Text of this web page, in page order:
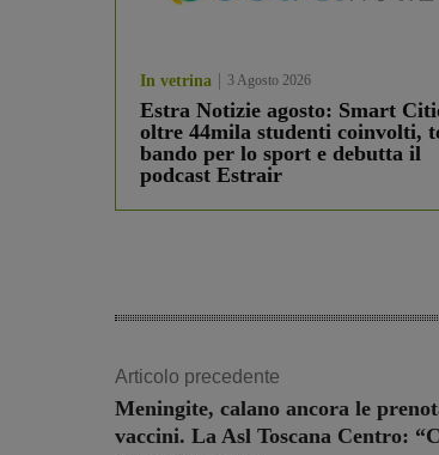
In vetrina 3 Agosto 2026
Estra Notizie agosto: Smart
oltre 44mila studenti coinvolti,
bando per lo sport e debutta il
podcast Estrair
Articolo precedente
Meningite, calano ancora le
vaccini. La Asl Toscana Centro: